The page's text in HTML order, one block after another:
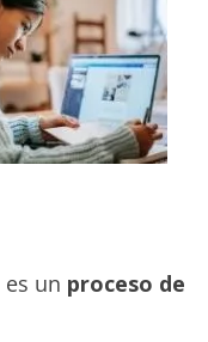
un proceso de